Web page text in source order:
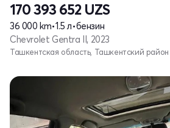
170 393 652 UZS
36 000 km•1.5 л•бензин
Chevrolet Gentra II, 2023
Ташкентская область, Ташкентский район